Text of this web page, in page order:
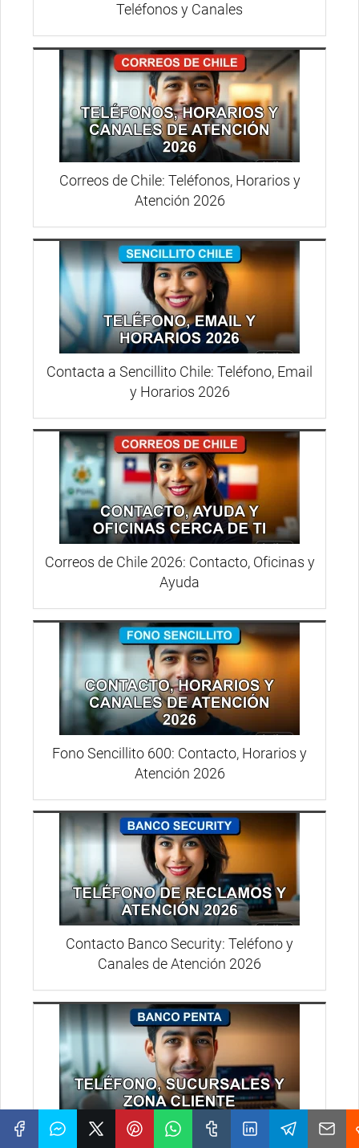
Teléfonos y Canales
Correos de Chile: Teléfonos, Horarios y
Atención 2026
Contacta a Sencillito Chile: Teléfono, Email
y Horarios 2026
Correos de Chile 2026: Contacto, Oficinas y
Ayuda
Fono Sencillito 600: Contacto, Horarios y
Atención 2026
Contacto Banco Security: Teléfono y
Canales de Atención 2026
Contacto Banco Penta 2026: Teléfono,